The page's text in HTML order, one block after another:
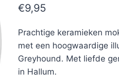
€9,95
Prachtige keramieken
met een hoogwaardige
Greyhound. Met liefde
in Hallum.